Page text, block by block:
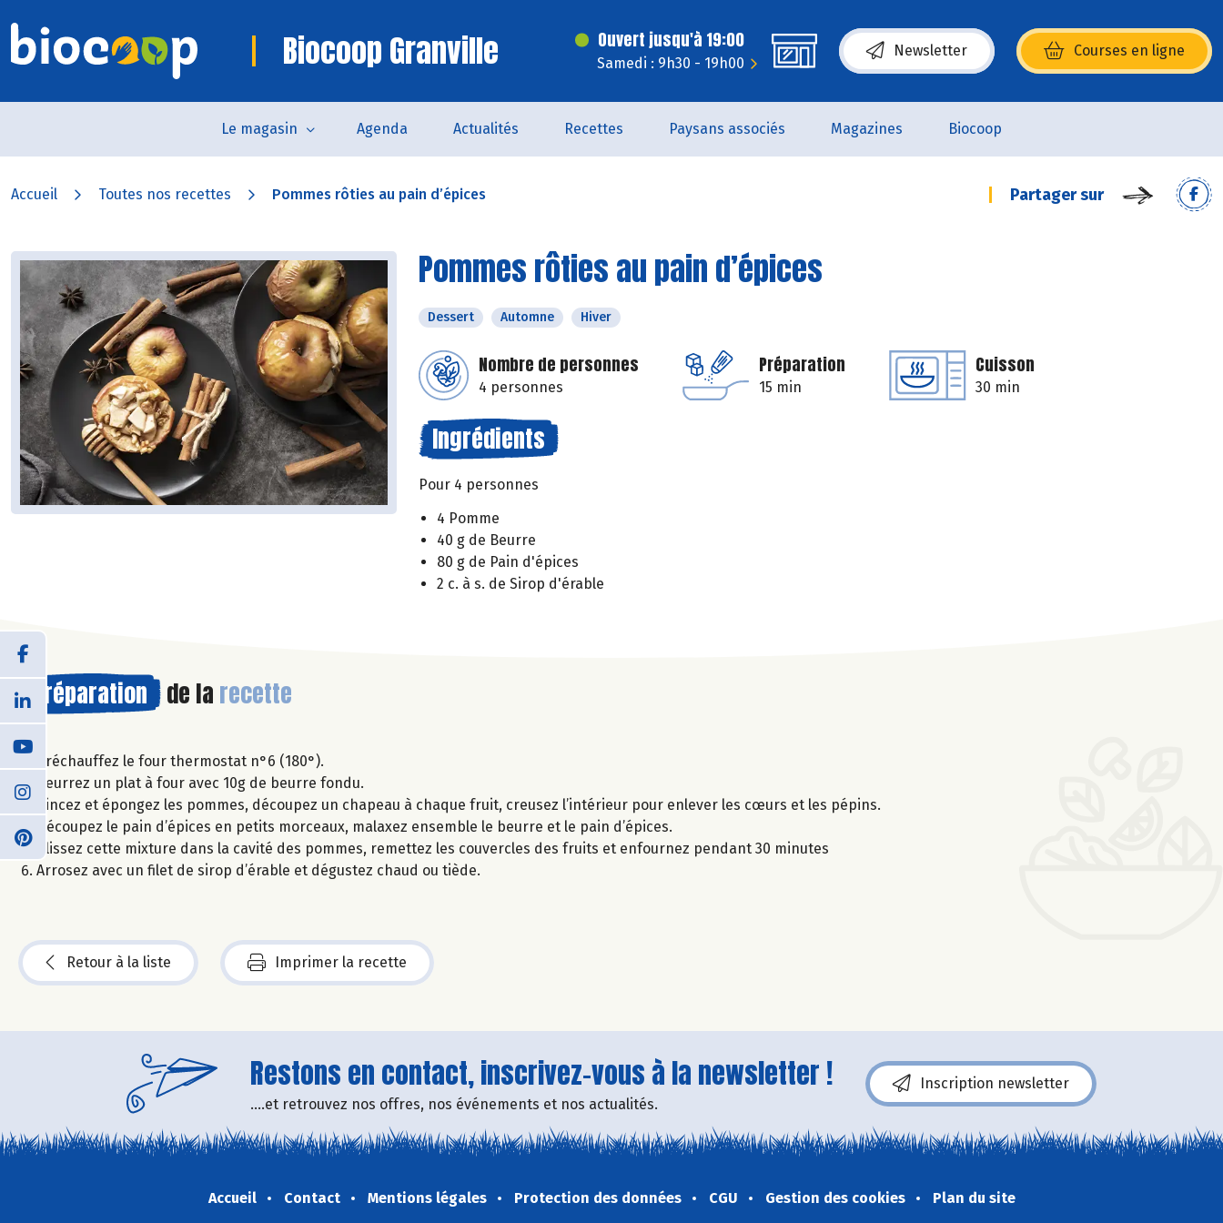
Biocoop Granville Ouvert jusqu'à 19:00
Samedi : 9h30 - 19h00
Newsletter Courses en ligne
(s’ouvre dans une nouvelle fenêtre)
Le magasin Agenda Actualités Recettes Paysans associés Magazines Biocoop
Accueil Toutes nos recettes Pommes rôties au pain d’épices Partager sur
Pommes rôties au pain d’épices
Dessert Automne Hiver
Nombre de personnes
4 personnes
Préparation
15 min
Cuisson
30 min
Ingrédients
Pour 4 personnes
4 Pomme
40 g de Beurre
80 g de Pain d'épices
2 c. à s. de Sirop d'érable
Préparation de la recette
Préchauffez le four thermostat n°6 (180°).
Beurrez un plat à four avec 10g de beurre fondu.
Rincez et épongez les pommes, découpez un chapeau à chaque fruit, creusez l’intérieur pour enlever les cœurs et les pépins.
Découpez le pain d’épices en petits morceaux, malaxez ensemble le beurre et le pain d’épices.
Glissez cette mixture dans la cavité des pommes, remettez les couvercles des fruits et enfournez pendant 30 minutes
Arrosez avec un filet de sirop d’érable et dégustez chaud ou tiède.
Retour à la liste Imprimer la recette
Restons en contact, inscrivez-vous à la newsletter !
....et retrouvez nos offres, nos événements et nos actualités.
Inscription newsletter
Accueil Contact Mentions légales Protection des données CGU Gestion des cookies Plan du site